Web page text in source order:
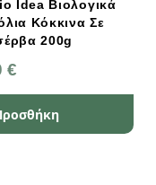
Βιολογικά
Γίγας Γρεβενών
Αγροκτήματα